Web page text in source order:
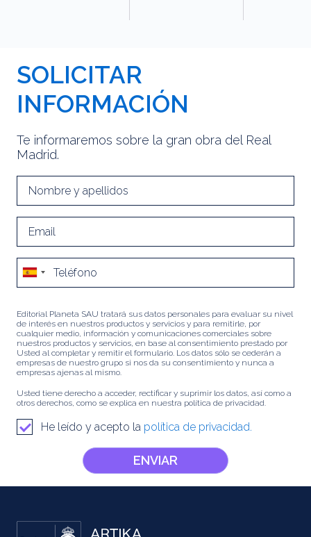
SOLICITAR
INFORMACIÓN
Te informaremos sobre la gran obra del Real
Madrid.
Editorial Planeta SAU tratará sus datos personales para evaluar su nivel
de interés en nuestros productos y servicios y para remitirle, por
cualquier medio, información y comunicaciones comerciales sobre
nuestros productos y servicios, en base al consentimiento prestado por
Usted al completar y remitir el formulario. Los datos sólo se cederán a
empresas de nuestro grupo si nos da su consentimiento y nunca a
empresas ajenas al mismo.
Usted tiene derecho a acceder, rectificar y suprimir los datos, así como a
otros derechos, como se explica en nuestra política de privacidad.
He leído y acepto la política de privacidad.
ENVIAR